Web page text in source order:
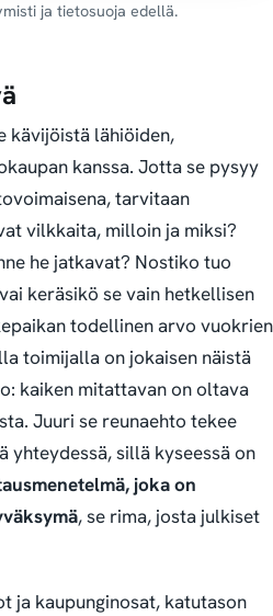
ja tietosuoja edellä.
kävijöistä lähiöiden,
kanssa. Jotta se pysyy
tarvitaan
vilkkaita, milloin ja miksi?
he jatkavat? Nostiko tuo
keräsikö se vain hetkellisen
todellinen arvo vuokrien
toimijalla on jokaisen näistä
kaiken mitattavan on oltava
Juuri se reunaehto tekee
sillä kyseessä on
joka on
, se rima, josta julkiset
ja kaupunginosat, katutason